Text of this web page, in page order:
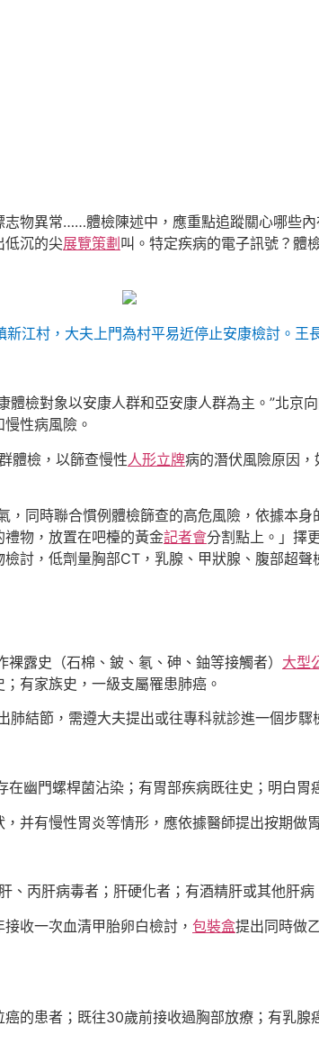
物異常……體檢陳述中，應重點追蹤關心哪些
低沉的尖展覽策劃叫。特定疾病的電子訊號？體
江村，大夫上門為村平易近停止安康檢討。王
檢對象以安康人群和亞安康人群為主。”北京
性病風險。
體檢，以篩查慢性人形立牌病的潛伏風險原因
，同時聯合慣例體檢篩查的高危風險，依據本身
物，放置在吧檯的黃金記者會分割點上。」擇
討，低劑量胸部CT，乳腺、甲狀腺、腹部超聲
露史（石棉、鈹、氡、砷、鈾等接觸者） 大型
有家族史，一級支屬罹患肺癌。
肺結節，需遵大夫提出或往專科就診進一個步驟
幽門螺桿菌沾染；有胃部疾病既往史；明白胃
并有慢性胃炎等情形，應依據醫師提出按期做
丙肝病毒者；肝硬化者；有酒精肝或其他肝病
收一次血清甲胎卵白檢討， 包裝盒提出同時做
的患者；既往30歲前接收過胸部放療；有乳